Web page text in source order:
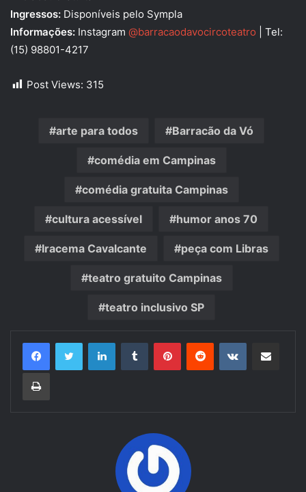
Ingressos: Disponíveis pelo Sympla
Informações: Instagram @barracaodavocircoteatro | Tel:
(15) 98801-4217
Post Views: 315
arte para todos Barracão da Vó
comédia em Campinas
comédia gratuita Campinas
cultura acessível humor anos 70
Iracema Cavalcante peça com Libras
teatro gratuito Campinas
teatro inclusivo SP
LinkedinTumblr PinterestReddit VK
Imprimir